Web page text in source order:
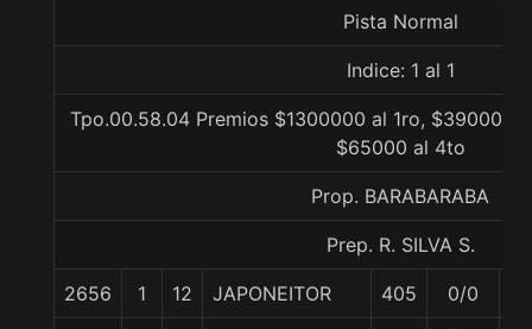
Pista Normal
Indice: 1 al 1
Tpo.00.58.04 Premios $1300000 al 1ro, $390000
$65000 al 4to
Prop. BARABARABA
Prep. R. SILVA S.
2656 1 12 JAPONEITOR 405 0/0